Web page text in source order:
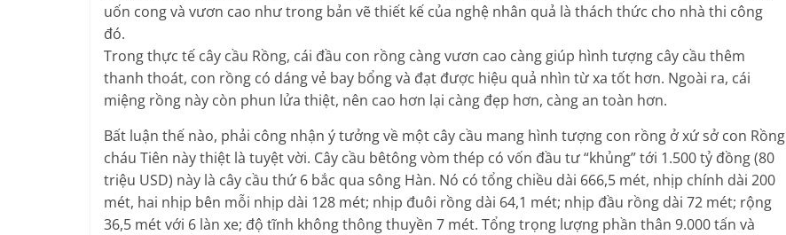
uốn cong và vươn cao như trong bản vẽ thiết kế của nghệ nhân quả là thách thức cho nhà thi công
đó.
Trong thực tế cây cầu Rồng, cái đầu con rồng càng vươn cao càng giúp hình tượng cây cầu thêm
thanh thoát, con rồng có dáng vẻ bay bổng và đạt được hiệu quả nhìn từ xa tốt hơn. Ngoài ra, cái
miệng rồng này còn phun lửa thiệt, nên cao hơn lại càng đẹp hơn, càng an toàn hơn.
Bất luận thế nào, phải công nhận ý tưởng về một cây cầu mang hình tượng con rồng ở xứ sở con Rồng
cháu Tiên này thiệt là tuyệt vời. Cây cầu bêtông vòm thép có vốn đầu tư “khủng” tới 1.500 tỷ đồng (80
triệu USD) này là cây cầu thứ 6 bắc qua sông Hàn. Nó có tổng chiều dài 666,5 mét, nhịp chính dài 200
mét, hai nhịp bên mỗi nhịp dài 128 mét; nhịp đuôi rồng dài 64,1 mét; nhịp đầu rồng dài 72 mét; rộng
36,5 mét với 6 làn xe; độ tĩnh không thông thuyền 7 mét. Tổng trọng lượng phần thân 9.000 tấn và